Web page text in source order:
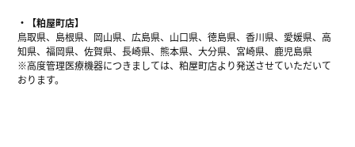
【粕屋町店】
鳥取県、島根県、岡山県、広島県、山口県、徳島県、香川県、愛媛県、高
知県、福岡県、佐賀県、長崎県、熊本県、大分県、宮崎県、鹿児島県
※高度管理医療機器につきましては、粕屋町店より発送させていただいて
おります。